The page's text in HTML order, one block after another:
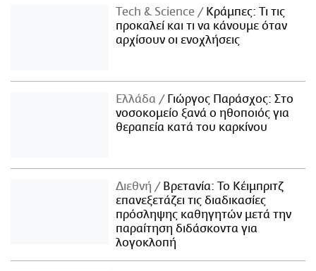
Τech & Science
Κράμπες: Τι τις
προκαλεί και τι να κάνουμε όταν
αρχίσουν οι ενοχλήσεις
Ελλάδα
Γιώργος Παράσχος: Στο
νοσοκομείο ξανά ο ηθοποιός για
θεραπεία κατά του καρκίνου
Διεθνή
Βρετανία: Το Κέιμπριτζ
επανεξετάζει τις διαδικασίες
πρόσληψης καθηγητών μετά την
παραίτηση διδάσκοντα για
λογοκλοπή